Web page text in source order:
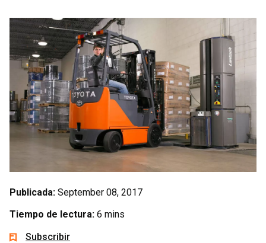
Publicada: September 08, 2017
Tiempo de lectura: 6 mins
Subscribir